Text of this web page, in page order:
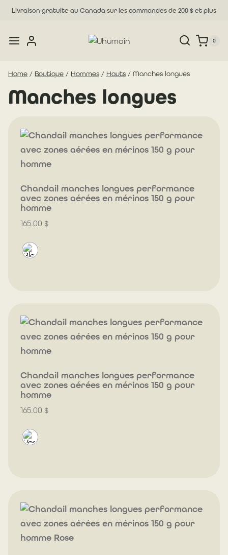
SkipLivraison gratuite au Canada sur les commandes de 200 $ et plus
0
Home / Boutique / Hommes / Hauts / Manches longues
Manches longues
Chandail manches longues performance
avec zones aérées en mérinos 150 g pour
homme
165.00 $
Chandail manches longues performance
avec zones aérées en mérinos 150 g pour
homme
165.00 $